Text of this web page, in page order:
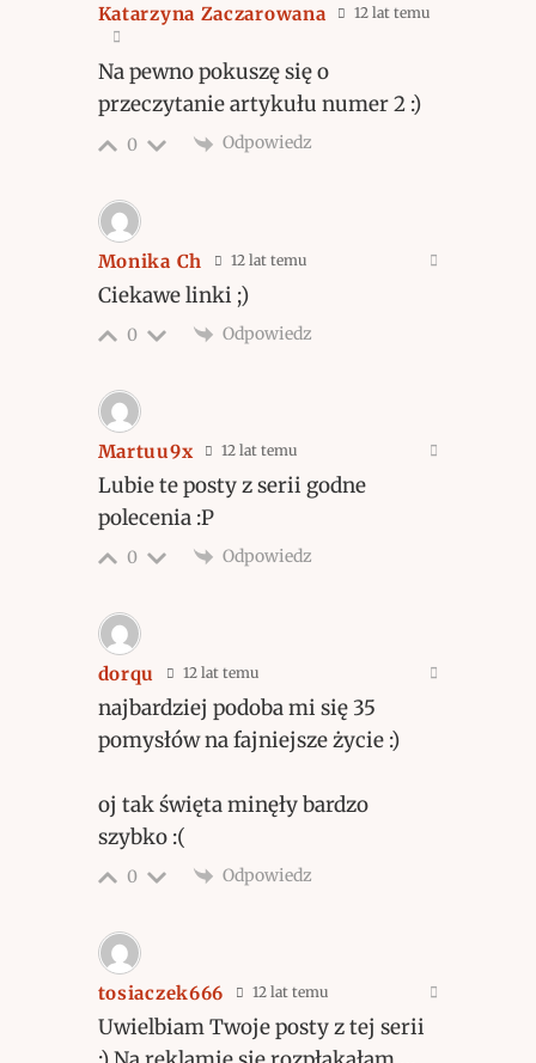
Katarzyna Zaczarowana 12 lat temu
Na pewno pokuszę się o
przeczytanie artykułu numer 2 :)
0 Odpowiedz
Monika Ch 12 lat temu
Ciekawe linki ;)
0 Odpowiedz
Martuu9x 12 lat temu
Lubie te posty z serii godne
polecenia :P
0 Odpowiedz
dorqu 12 lat temu
najbardziej podoba mi się 35
pomysłów na fajniejsze życie :)
oj tak święta minęły bardzo
szybko :(
0 Odpowiedz
tosiaczek666 12 lat temu
Uwielbiam Twoje posty z tej serii